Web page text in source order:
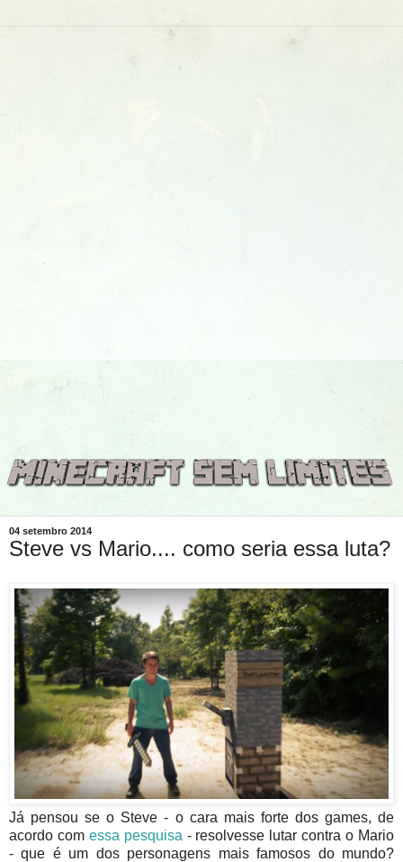
04 setembro 2014
Steve vs Mario.... como seria essa luta?
Já pensou se o Steve - o cara mais forte dos games, de
acordo com essa pesquisa - resolvesse lutar contra o Mario
- que é um dos personagens mais famosos do mundo?